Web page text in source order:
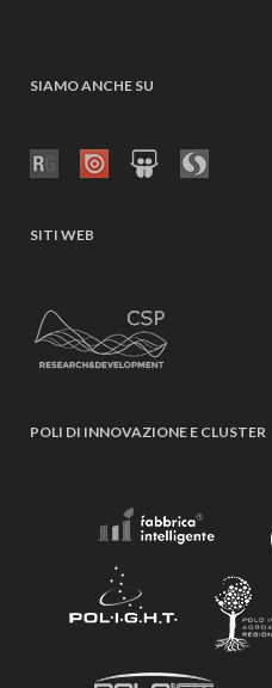
SIAMO ANCHE SU
SITI WEB
POLI DI INNOVAZIONE E CLUSTER